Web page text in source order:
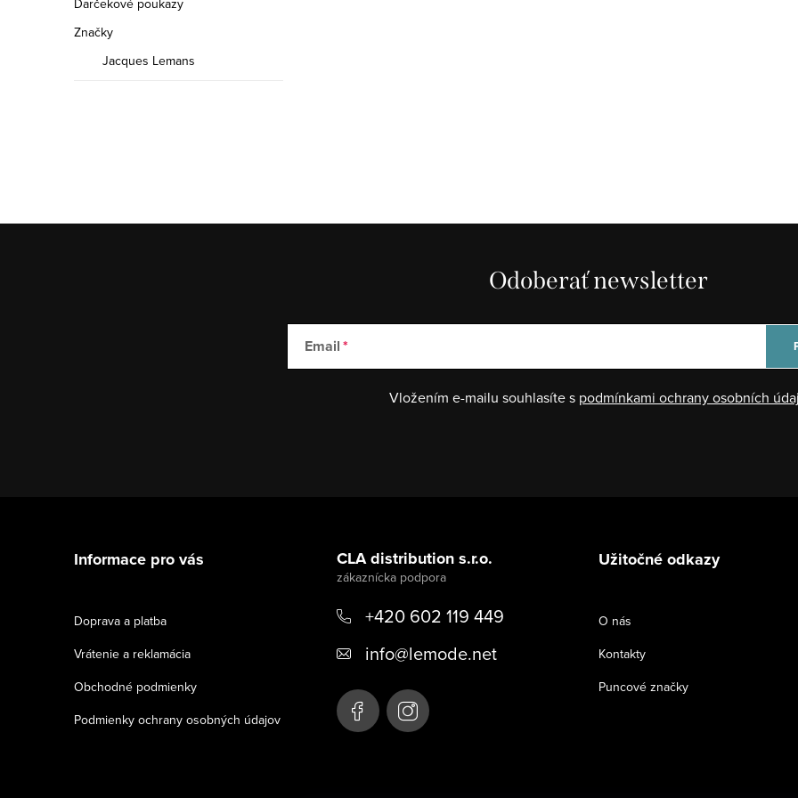
Darčekové poukazy
Značky
Jacques Lemans
Odoberať newsletter
Email
Vložením e-mailu souhlasíte s podmínkami ochrany osobních
Informace pro vás
Doprava a platba
Vrátenie a reklamácia
Obchodné podmienky
Podmienky ochrany osobných údajov
CLA distribution s.r.o.
+420 602 119 449
info@lemode.net
Užitočné odkazy
O nás
Kontakty
Puncové značky